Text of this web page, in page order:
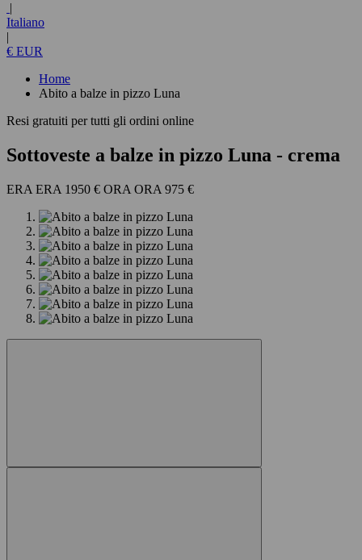
|
Italiano
|
€ EUR
Home
Abito a balze in pizzo Luna
Resi gratuiti per tutti gli ordini online
Sottoveste a balze in pizzo Luna - crema
1950 € 975 €